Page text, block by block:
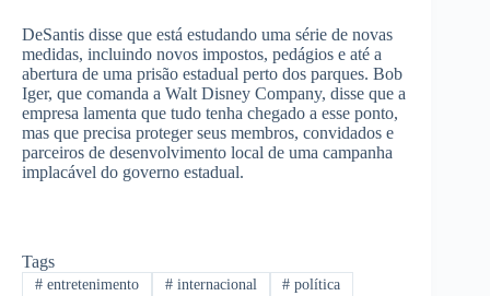
DeSantis disse que está estudando uma série de novas
medidas, incluindo novos impostos, pedágios e até a
abertura de uma prisão estadual perto dos parques. Bob
Iger, que comanda a Walt Disney Company, disse que a
empresa lamenta que tudo tenha chegado a esse ponto,
mas que precisa proteger seus membros, convidados e
parceiros de desenvolvimento local de uma campanha
implacável do governo estadual.
Tags
#entretenimento #internacional # política